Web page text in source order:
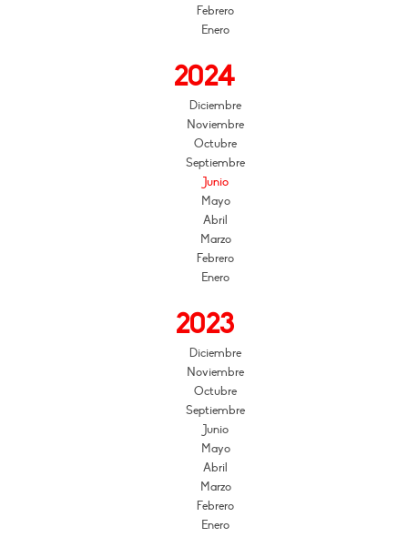
Febrero
Enero
2024
Diciembre
Noviembre
Octubre
Septiembre
Junio
Mayo
Abril
Marzo
Febrero
Enero
2023
Diciembre
Noviembre
Octubre
Septiembre
Junio
Mayo
Abril
Marzo
Febrero
Enero